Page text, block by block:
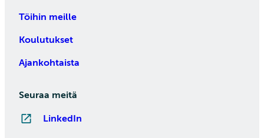
Töihin meille
Koulutukset
Ajankohtaista
Seuraa meitä
LinkedIn